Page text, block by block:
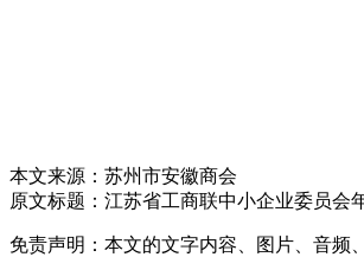
本文来源：苏州市安徽商会
原文标题： 江苏省工商联中小企业委员会
免责声明：本文的文字内容、图片、音频